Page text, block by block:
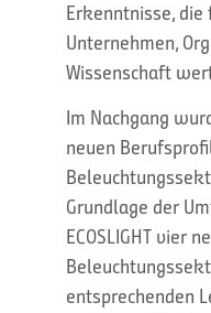
Erkenntnisse, die
Unternehmen,
Wissenschaft
Im Nachgang
neuen
Grundlage der
ECOSLIGHT vier
entsprechenden